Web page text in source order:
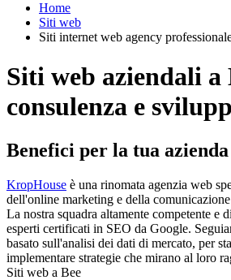
Home
Siti web
Siti internet web agency
Siti web aziendali a
consulenza e
Benefici per la tua azienda
KropHouse è una rinomata agenzia web
dell'online marketing e della
La nostra squadra altamente competente e
esperti certificati in SEO da Google.
basato sull'analisi dei dati di mercato, per
implementare strategie che mirano al loro
Siti web a Bee